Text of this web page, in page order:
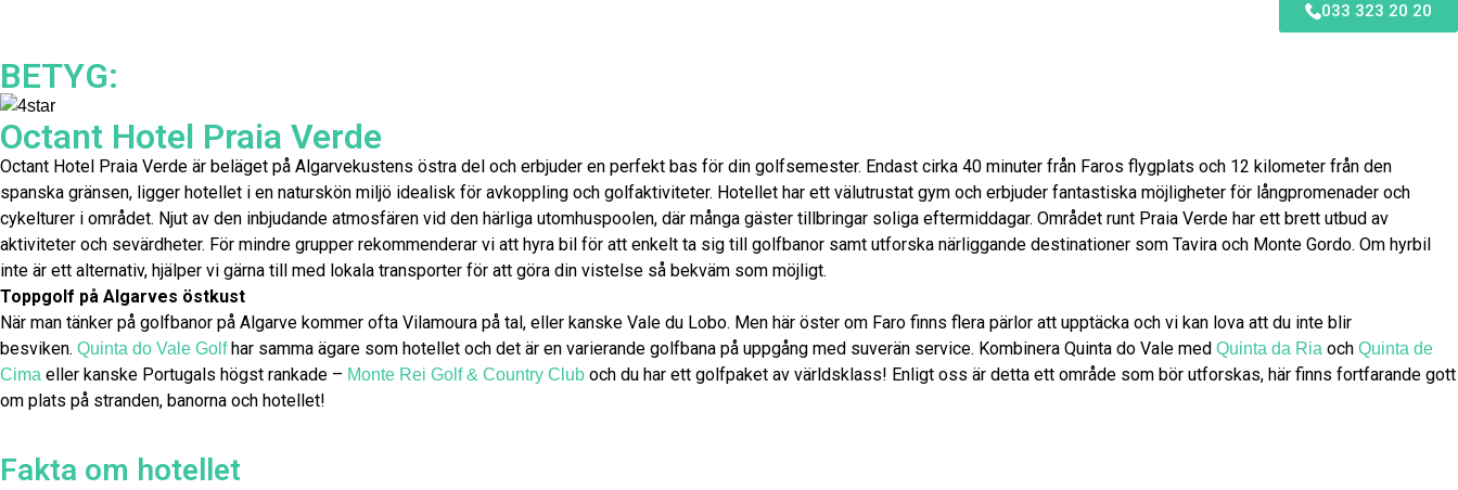
033 323 20 20
BETYG:
Octant Hotel Praia Verde
Octant Hotel Praia Verde är beläget på Algarvekustens östra del och erbjuder en perfekt bas för din golfsemester. Endast cirka 40 minuter från Faros flygplats och 12 kilometer från den
spanska gränsen, ligger hotellet i en naturskön miljö idealisk för avkoppling och golfaktiviteter. Hotellet har ett välutrustat gym och erbjuder fantastiska möjligheter för långpromenader och
cykelturer i området. Njut av den inbjudande atmosfären vid den härliga utomhuspoolen, där många gäster tillbringar soliga eftermiddagar. Området runt Praia Verde har ett brett utbud av
aktiviteter och sevärdheter. För mindre grupper rekommenderar vi att hyra bil för att enkelt ta sig till golfbanor samt utforska närliggande destinationer som Tavira och Monte Gordo. Om hyrbil
inte är ett alternativ, hjälper vi gärna till med lokala transporter för att göra din vistelse så bekväm som möjligt.
Toppgolf på Algarves östkust
När man tänker på golfbanor på Algarve kommer ofta Vilamoura på tal, eller kanske Vale du Lobo. Men här öster om Faro finns flera pärlor att upptäcka och vi kan lova att du inte blir
besviken. Quinta do Vale Golfhar samma ägare som hotellet och det är en varierande golfbana på uppgång med suverän service. Kombinera Quinta do Vale med Quinta da Ria och Quinta de
Cima eller kanske Portugals högst rankade – Monte Rei Golf & Country Club och du har ett golfpaket av världsklass! Enligt oss är detta ett område som bör utforskas, här finns fortfarande gott
om plats på stranden, banorna och hotellet!
Fakta om hotellet